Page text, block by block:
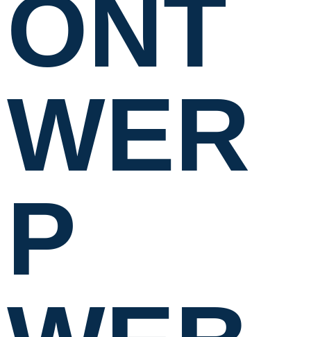
ONT
WER
P